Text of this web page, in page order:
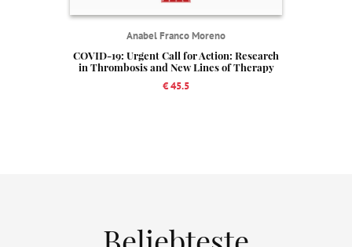
Anabel Franco Moreno
COVID-19: Urgent Call for Action: Research
in Thrombosis and New Lines of Therapy
€ 45.5